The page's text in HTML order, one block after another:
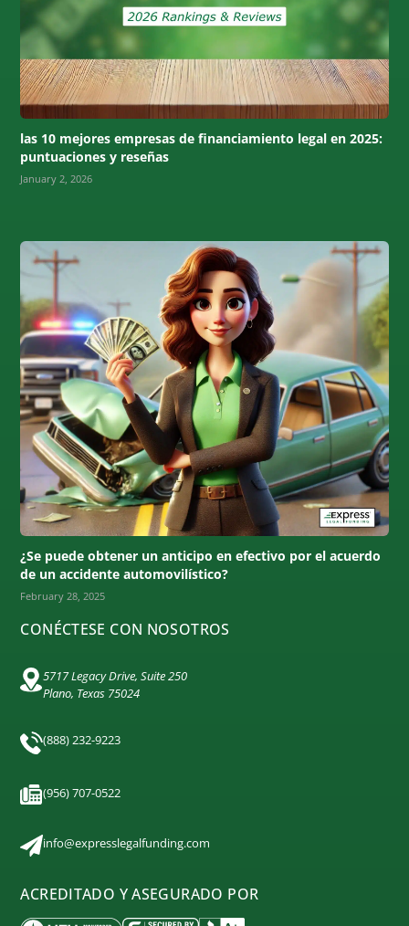
las 10 mejores empresas de financiamiento legal en 2025:
puntuaciones y reseñas
January 2, 2026
¿Se puede obtener un anticipo en efectivo por el acuerdo
de un accidente automovilístico?
February 28, 2025
CONÉCTESE CON NOSOTROS
5717 Legacy Drive, Suite 250
Plano, Texas 75024
(888) 232-9223
(956) 707-0522
info@expresslegalfunding.com
ACREDITADO Y ASEGURADO POR